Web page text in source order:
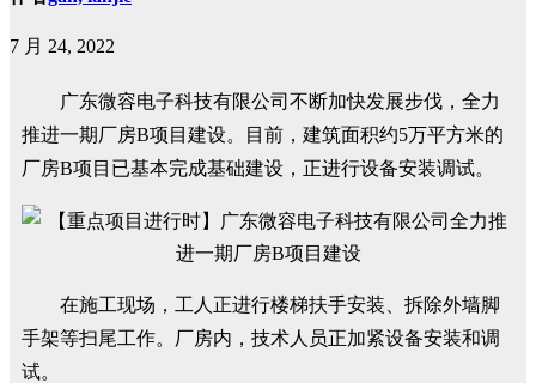
7 月 24, 2022
广东微容电子科技有限公司不断加快发展步伐，全力
推进一期厂房B项目建设。目前，建筑面积约5万平方米的
厂房B项目已基本完成基础建设，正进行设备安装调试。
在施工现场，工人正进行楼梯扶手安装、拆除外墙脚
手架等扫尾工作。厂房内，技术人员正加紧设备安装和调
试。